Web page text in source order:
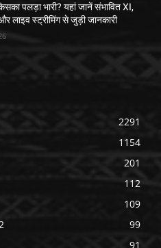
पलड़ा भारी? यहां जानें संभावित XI,
और लाइव स्ट्रीमिंग से जुड़ी जानकारी
2291
1154
201
112
109
99
91